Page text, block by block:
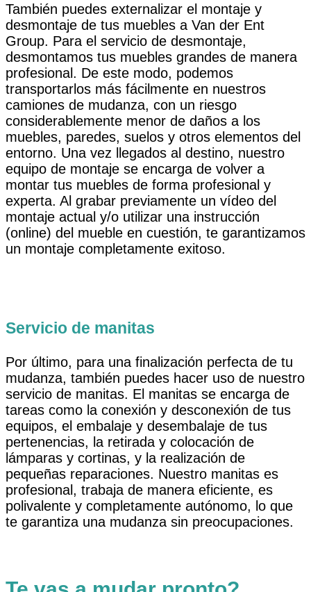
También puedes externalizar el montaje y
desmontaje de tus muebles a Van der Ent
Group. Para el servicio de desmontaje,
desmontamos tus muebles grandes de manera
profesional. De este modo, podemos
transportarlos más fácilmente en nuestros
camiones de mudanza, con un riesgo
considerablemente menor de daños a los
muebles, paredes, suelos y otros elementos del
entorno. Una vez llegados al destino, nuestro
equipo de montaje se encarga de volver a
montar tus muebles de forma profesional y
experta. Al grabar previamente un vídeo del
montaje actual y/o utilizar una instrucción
(online) del mueble en cuestión, te garantizamos
un montaje completamente exitoso.
Servicio de manitas
Por último, para una finalización perfecta de tu
mudanza, también puedes hacer uso de nuestro
servicio de manitas. El manitas se encarga de
tareas como la conexión y desconexión de tus
equipos, el embalaje y desembalaje de tus
pertenencias, la retirada y colocación de
lámparas y cortinas, y la realización de
pequeñas reparaciones. Nuestro manitas es
profesional, trabaja de manera eficiente, es
polivalente y completamente autónomo, lo que
te garantiza una mudanza sin preocupaciones.